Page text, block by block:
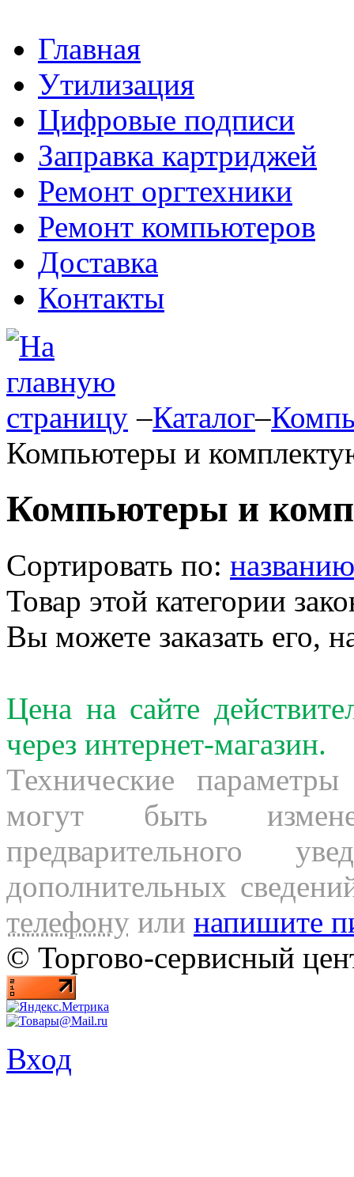
Главная
Утилизация
Цифровые подписи
Заправка картриджей
Ремонт оргтехники
Ремонт компьютеров
Доставка
Контакты
–Каталог–
Компьютеры и
Компьютеры и
Сортировать по: названию
Товар этой категории
Вы можете заказать его,
Цена на сайте
через интернет-магазин.
Технические
могут быть
предварительного
дополнительных
телефону или напишите
© Торгово-сервисный
Вход